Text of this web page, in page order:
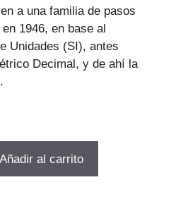
a una familia de pasos
1946, en base al
Unidades (SI), antes
Decimal, y de ahí la
Añadir al carrito